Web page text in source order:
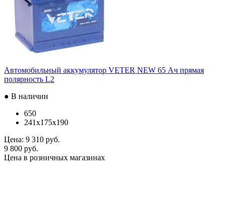
Автомобильный аккумулятор VETER NEW 65 Ач прямая
полярность L2
● В наличии
650
241x175x190
Цена: 9 310 руб.
9 800 руб.
Цена в розничных магазинах